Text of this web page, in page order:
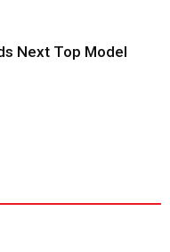
Next Top Model